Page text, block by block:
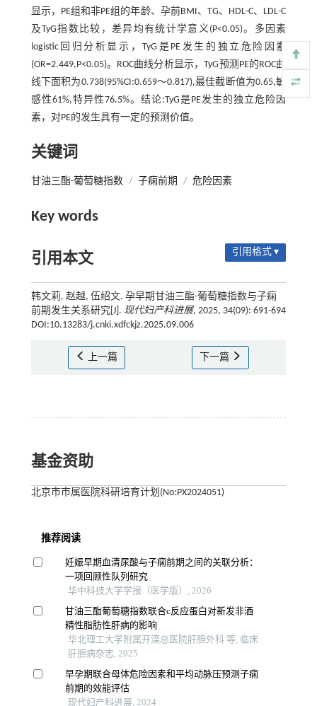
显示，PE组和非PE组的年龄、孕前BMI、TG、HDL-C、LDL-C
及TyG指数比较，差异均有统计学意义(P<0.05)。多因素
logistic回归分析显示，TyG是PE发生的独立危险因素
(OR=2.449,P<0.05)。ROC曲线分析显示，TyG预测PE的ROC曲
线下面积为0.738(95%CI:0.659～0.817),最佳截断值为0.65,敏
感性61%,特异性76.5%。结论:TyG是PE发生的独立危险因
素，对PE的发生具有一定的预测价值。
关键词
甘油三酯-葡萄糖指数 / 子痫前期 / 危险因素
Key words
引用本文 引用格式 ▾
韩文莉, 赵越, 伍绍文. 孕早期甘油三酯-葡萄糖指数与子痫
前期发生关系研究[J]. 现代妇产科进展, 2025, 34(09): 691-694
DOI:10.13283/j.cnki.xdfckjz.2025.09.006
上一篇 下一篇
基金资助
北京市市属医院科研培育计划(No:PX2024051)